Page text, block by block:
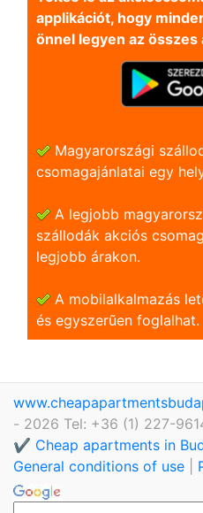
applikációt, hogy
önnel legyen az összes
Magyarországi
csomagajánlatai egy
A legjobb
szállodák akciós
legjobb árakon.
A mobilalkalmazás
és egyszerũen foglalhat.
- 2026 Tel: +36 (1) 227-
✔️ Cheap apartments in
General conditions of use